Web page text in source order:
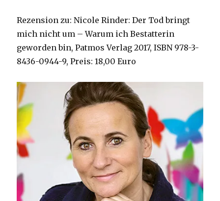
Rezension zu: Nicole Rinder: Der Tod bringt
mich nicht um – Warum ich Bestatterin
geworden bin, Patmos Verlag 2017, ISBN 978-3-
8436-0944-9, Preis: 18,00 Euro